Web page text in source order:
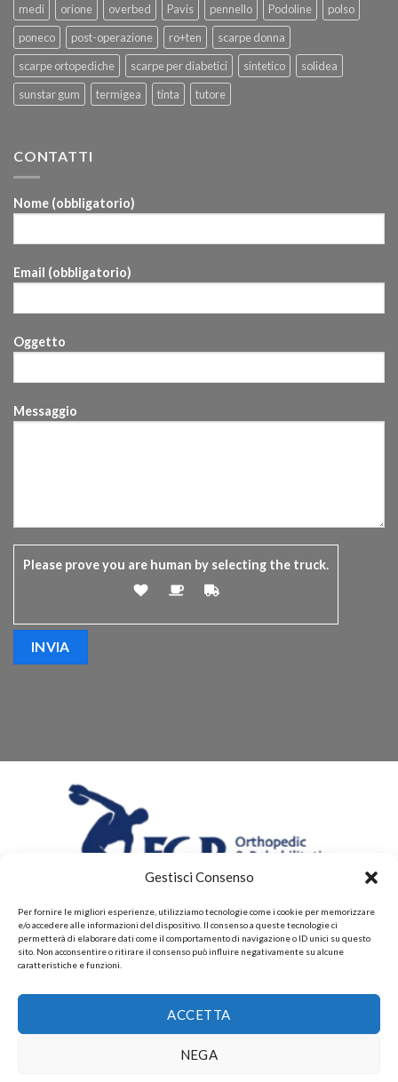
Gestisci Consenso
Per fornire le migliori esperienze, utilizziamo tecnologie come i cookie per memorizzare
e/o accedere alle informazioni del dispositivo. Il consenso a queste tecnologie ci
permetterà di elaborare dati come il comportamento di navigazione o ID unici su questo
sito. Non acconsentire o ritirare il consenso può influire negativamente su alcune
caratteristiche e funzioni.
ACCETTA
NEGA
medi
orione overbed Pavis pennello Podoline
polso
poneco
post-operazione ro+ten
scarpe donna
scarpe ortopediche
scarpe per diabetici sintetico
solidea
sunstar gum
termigea tinta tutore
CONTATTI
Nome (obbligatorio)
Email (obbligatorio)
Oggetto
Messaggio
Please prove you are human by selecting the truck.
POLITICHE DI RESI E DI RIMBORSI
Gruppo FAF srls, Via Montelparo 43 A-B